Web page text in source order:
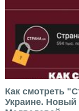
Как смотреть
Украине. Новый